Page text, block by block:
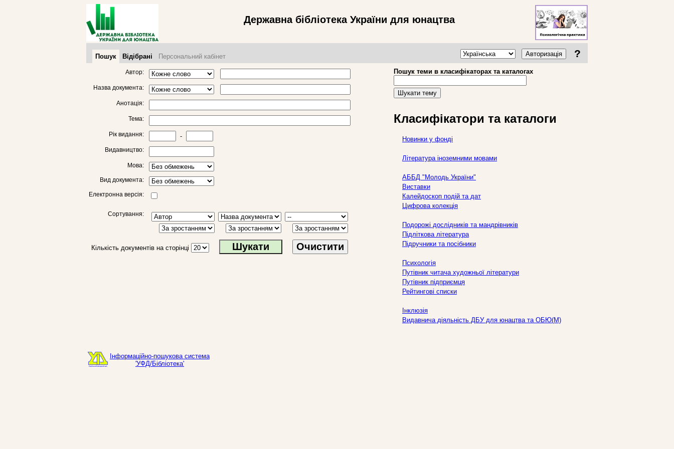
Державна бібліотека України для юнацтва
Пошук Відібрані Персональний кабінет Авторизація ?
Автор:
Назва документа:
Анотація:
Тема:
Рік видання: -
Видавництво:
Мова:
Вид документа:
Електронна версія:
Сортування:
Кількість документів на сторінці Очистити
Пошук теми в класифікаторах та каталогах
Шукати тему
Класифікатори та каталоги
Новинки у фонді
Література іноземними мовами
АББД "Молодь України"
Виставки
Калейдоскоп подій та дат
Цифрова колекція
Подорожі дослідників та мандрівників
Підліткова література
Підручники та посібники
Психологія
Путівник читача художньої літератури
Путівник підприємця
Рейтингові списки
Інклюзія
Видавнича діяльність ДБУ для юнацтва та ОБЮ(М)
Інформаційно-пошукова система
'УФД/Бібліотека'